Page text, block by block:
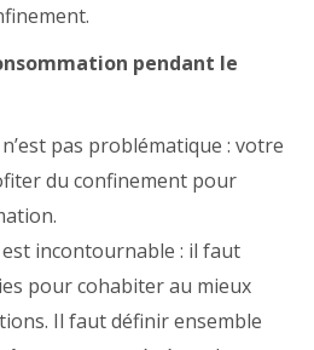
pendant le
pas problématique : votre
du confinement pour
incontournable : il faut
pour cohabiter au mieux
Il faut définir ensemble